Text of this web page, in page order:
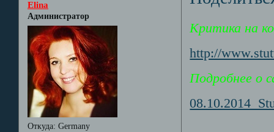
Elina
Администратор
Откуда: Germany
Критика на
http://
Подробнее о
08.10.2014